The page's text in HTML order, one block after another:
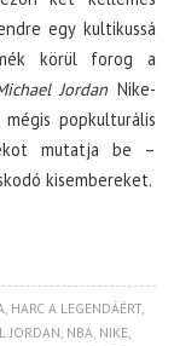
egy kultikussá
körül forog a
JordanNike-
popkulturális
mutatja be –
kisembereket.
, HARC A LEGENDÁÉRT,
JORDAN, NBA, NIKE,